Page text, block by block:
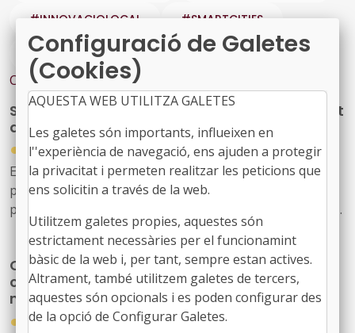
#INNOVACIOLOCAL #SMARTCITIES
#ÀREA EUROPA
Contingut relacionat
SoilTribes: Iniciatives multiactor per a la salut
del sòl
●
09/09/2025
El projecte europeu SoilTribes llança una convocatòria
per donar suport a iniciatives innovadores que
promoguin la salut del sòl, la participació ciutadana i la
conscienciació pública.
Citizen Energy Advisory Hub: suport per
organitzar Panells Ciutadans d'Energia als
municipis
●
29/06/2026
Configuració de Galetes
(Cookies)
AQUESTA WEB UTILITZA GALETES
Les galetes són importants, influeixen en
l''experiència de navegació, ens ajuden a protegir
la privacitat i permeten realitzar les peticions que
ens solicitin a través de la web.
Utilitzem galetes propies, aquestes són
estrictament necessàries per el funcionamint
bàsic de la web i, per tant, sempre estan actives.
Altrament, també utilitzem galetes de tercers,
aquestes són opcionals i es poden configurar des
de la opció de Configurar Galetes.